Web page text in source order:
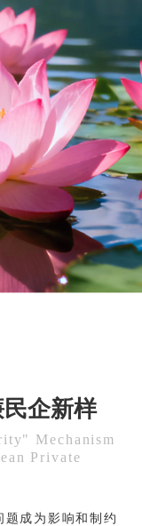
企新样
Mechanism
Private
成为影响和制约